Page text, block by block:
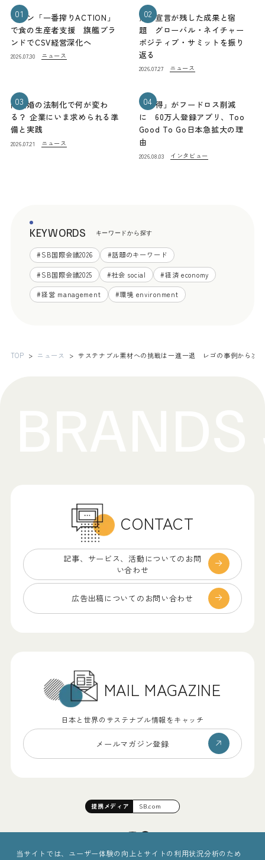
01
キリン「一番搾りACTION」
で食の生産者支援 旗艦ブラ
ンドでCSV経営深化へ
2026.07.30 ニュース
02
熊本宣言が残した成果と宿
題 グローバル・ネイチャー
ポジティブ・サミットを振り
返る
2026.07.27 ニュース
03
同性婚の法制化で何が変わ
る？ 企業にいま求められる準
備と実践
2026.07.21 ニュース
04
「お得」がフードロス削減
に 60万人登録アプリ、Too
Good To Go日本急拡大の理
由
2026.08.03 インタビュー
KEYWORDS キーワードから探す
#SB国際会議2026 #話題のキーワード
#SB国際会議2025 #社会 social #経済 economy
#経営 management #環境 environment
TOP ニュース サステナブル素材への挑戦は一進一退 レゴの事例から次
CONTACT
記事、サービス、 活動についてのお問
い合わせ
広告出稿についての お問い合わせ
MAIL MAGAZINE
日本と世界のサステナブル情報をキャッチ
メールマガジン登録
提携メディア SB.com
当サイトでは、ユーザー体験の向上とサイトの利用状況分析のため